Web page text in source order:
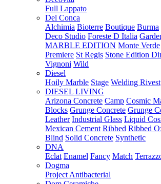
Full Lappato
Del Conca
Alchimia Bioterre Boutique Burma
Deco Studio Foreste D Italia
MARBLE EDITION Monte Verde
Premiere St Regis Stone Edition
Vignoni Wild
Diesel
Hoily Marble Stage Welding Rivest
DIESEL LIVING
Arizona Concrete Camp Cosmic
Blocks Grunge Concrete Grunge
Leather Industrial Glass Liquid
Mexican Cement Ribbed Ribbed
Blind Solid Concrete Synthetic
DNA
Eclat Enamel Fancy Match
Dogma
Project Antibacterial